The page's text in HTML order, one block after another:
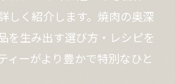
しく紹介します。焼肉の奥深
を生み出す選び方・レシピを
ィーがより豊かで特別なひと